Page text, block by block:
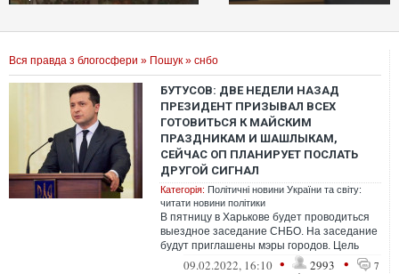
Вся правда з блогосфери » Пошук » снбо
БУТУСОВ: ДВЕ НЕДЕЛИ НАЗАД
ПРЕЗИДЕНТ ПРИЗЫВАЛ ВСЕХ
ГОТОВИТЬСЯ К МАЙСКИМ
ПРАЗДНИКАМ И ШАШЛЫКАМ,
СЕЙЧАС ОП ПЛАНИРУЕТ ПОСЛАТЬ
ДРУГОЙ СИГНАЛ
Категорія: Політичні новини України та світу:
читати новини політики
В пятницу в Харькове будет проводиться
выездное заседание СНБО. На заседание
будут приглашены мэры городов. Цель
заседания - информационно-
09.02.2022, 16:10 • 2993 • 7